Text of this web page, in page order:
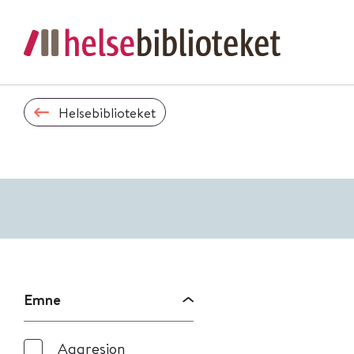
Helsebiblioteket
Emne
Aggresjon